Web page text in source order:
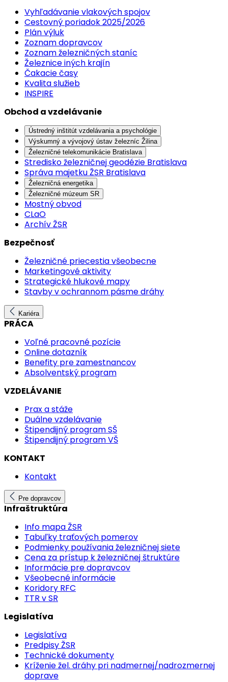
Vyhľadávanie vlakových spojov
Cestovný poriadok 2025/2026
Plán výluk
Zoznam dopravcov
Zoznam železničných staníc
Železnice iných krajín
Čakacie časy
Kvalita služieb
INSPIRE
Obchod a vzdelávanie
Ústredný inštitút vzdelávania a psychológie
Výskumný a vývojový ústav železníc Žilina
Železničné telekomunikácie Bratislava
Stredisko železničnej geodézie Bratislava
Správa majetku ŽSR Bratislava
Železničná energetika
Železničné múzeum SR
Mostný obvod
CLaO
Archív ŽSR
Bezpečnosť
Železničné priecestia všeobecne
Marketingové aktivity
Strategické hlukové mapy
Stavby v ochrannom pásme dráhy
Kariéra
PRÁCA
Voľné pracovné pozície
Online dotazník
Benefity pre zamestnancov
Absolventský program
VZDELÁVANIE
Prax a stáže
Duálne vzdelávanie
Štipendijný program SŠ
Štipendijný program VŠ
KONTAKT
Kontakt
Pre dopravcov
Infraštruktúra
Info mapa ŽSR
Tabuľky traťových pomerov
Podmienky používania železničnej siete
Cena za prístup k železničnej štruktúre
Informácie pre dopravcov
Všeobecné informácie
Koridory RFC
TTR v SR
Legislatíva
Legislatíva
Predpisy ŽSR
Technické dokumenty
Kríženie žel. dráhy pri nadmernej/nadrozmernej
doprave